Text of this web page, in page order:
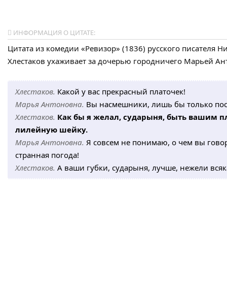
ИНФОРМАЦИЯ О ЦИТАТЕ:
Цитата из комедии «Ревизор» (1836) русского писателя
Хлестаков ухаживает за дочерью городничего Марьей
Хлестаков. Какой у вас прекрасный платочек!
Марья Антоновна. Вы насмешники, лишь бы только
Хлестаков. Как бы я желал, сударыня, быть вашим
лилейную шейку.
Марья Антоновна. Я совсем не понимаю, о чем вы
странная погода!
Хлестаков. А ваши губки, сударыня, лучше, нежели